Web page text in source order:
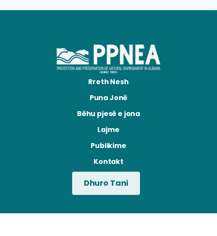
Rreth Nesh
Puna Jonë
Bëhu pjesë e jona
Lajme
Publikime
Kontakt
Dhuro Tani